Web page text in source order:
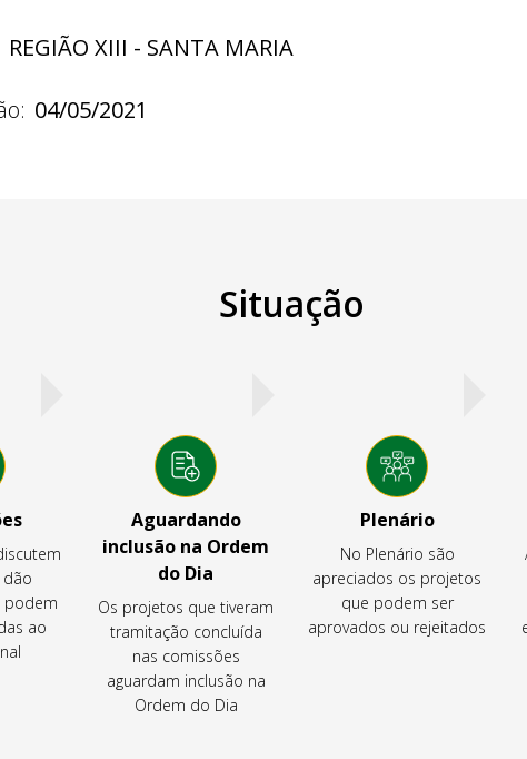
REGIÃO XIII - SANTA MARIA
04/05/2021
Situação
podem
ao
Aguardando
inclusão na Ordem
do Dia
Os projetos que tiveram
tramitação concluída
nas comissões
aguardam inclusão na
Ordem do Dia
Plenário
No Plenário são
apreciados os projetos
que podem ser
aprovados ou rejeitados